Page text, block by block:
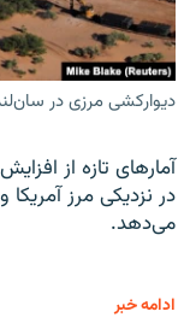
دیوارکشی مرزی در
آمارهای تازه از
در نزدیکی مرز
می‌دهد.
ادامه خبر